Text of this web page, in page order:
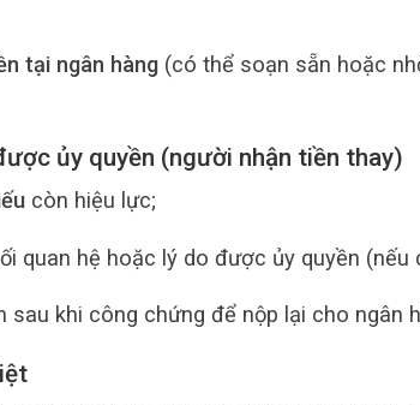
tại ngân hàng(có thể soạn sẵn hoặc
ủy quyền (người nhận tiền thay)
còn hiệu lực;
quan hệ hoặc lý do được ủy quyền (nếu
sau khi công chứng để nộp lại cho ngân